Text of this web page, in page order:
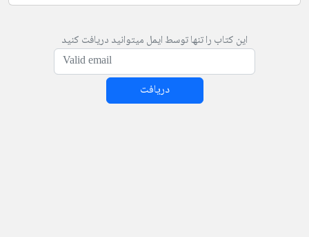
این کتاب را تنها توسط ایمل میتوانید دریافت کنید
دریافت